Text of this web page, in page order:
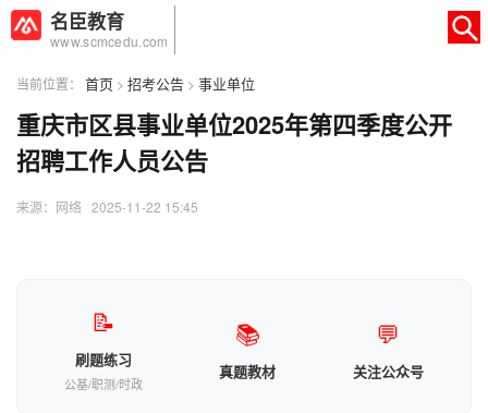
名臣教育
www.scmcedu.com
当前位置： 首页 > 招考公告 > 事业单位
重庆市区县事业单位2025年第四季度公开
招聘工作人员公告
来源：网络 2025-11-22 15:45
📝
刷题练习
公基/职测/时政
📚
真题教材
💬
关注公众号
AI智能助手 转人工